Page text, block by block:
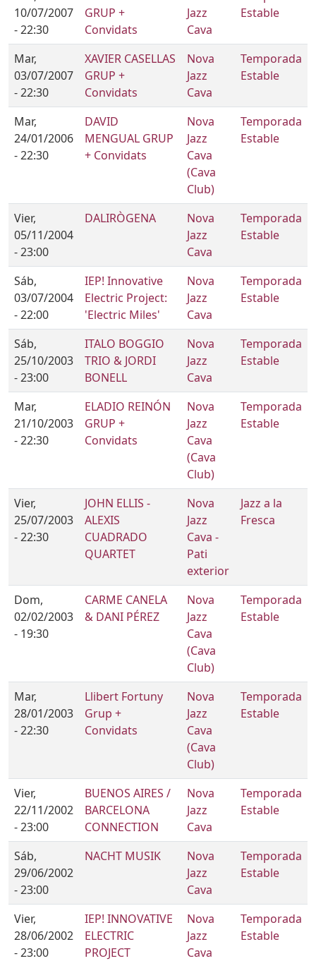
10/07/2007
- 22:30
GRUP +
Convidats
Jazz
Cava
Estable
Mar,
03/07/2007
- 22:30
XAVIER CASELLAS
GRUP +
Convidats
Nova
Jazz
Cava
Temporada
Estable
Mar,
24/01/2006
- 22:30
DAVID
MENGUAL GRUP
+ Convidats
Nova
Jazz
Cava
(Cava
Club)
Temporada
Estable
Vier,
05/11/2004
- 23:00
DALIRÒGENA
Nova
Jazz
Cava
Temporada
Estable
Sáb,
03/07/2004
- 22:00
IEP! Innovative
Electric Project:
'Electric Miles'
Nova
Jazz
Cava
Temporada
Estable
Sáb,
25/10/2003
- 23:00
ITALO BOGGIO
TRIO & JORDI
BONELL
Nova
Jazz
Cava
Temporada
Estable
Mar,
21/10/2003
- 22:30
ELADIO REINÓN
GRUP +
Convidats
Nova
Jazz
Cava
(Cava
Club)
Temporada
Estable
Vier,
25/07/2003
- 22:30
JOHN ELLIS -
ALEXIS
CUADRADO
QUARTET
Nova
Jazz
Cava -
Pati
exterior
Jazz a la
Fresca
Dom,
02/02/2003
- 19:30
CARME CANELA
& DANI PÉREZ
Nova
Jazz
Cava
(Cava
Club)
Temporada
Estable
Mar,
28/01/2003
- 22:30
Llibert Fortuny
Grup +
Convidats
Nova
Jazz
Cava
(Cava
Club)
Temporada
Estable
Vier,
22/11/2002
- 23:00
BUENOS AIRES /
BARCELONA
CONNECTION
Nova
Jazz
Cava
Temporada
Estable
Sáb,
29/06/2002
- 23:00
NACHT MUSIK
Nova
Jazz
Cava
Temporada
Estable
Vier,
28/06/2002
- 23:00
IEP! INNOVATIVE
ELECTRIC
PROJECT
Nova
Jazz
Cava
Temporada
Estable